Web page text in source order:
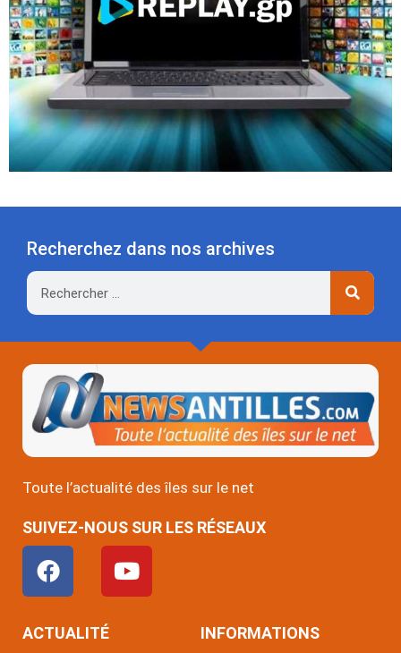
Recherchez dans nos archives
Rechercher
Toute l’actualité des îles sur le net
SUIVEZ-NOUS SUR LES RÉSEAUX
F
a
c
e
Y
o
u
ACTUALITÉ INFORMATIONS